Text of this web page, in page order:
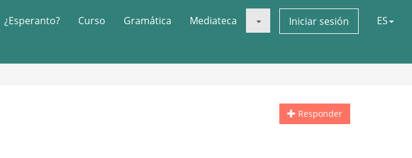
¿Esperanto? Curso Gramática Mediateca Iniciar sesión ES
Responder